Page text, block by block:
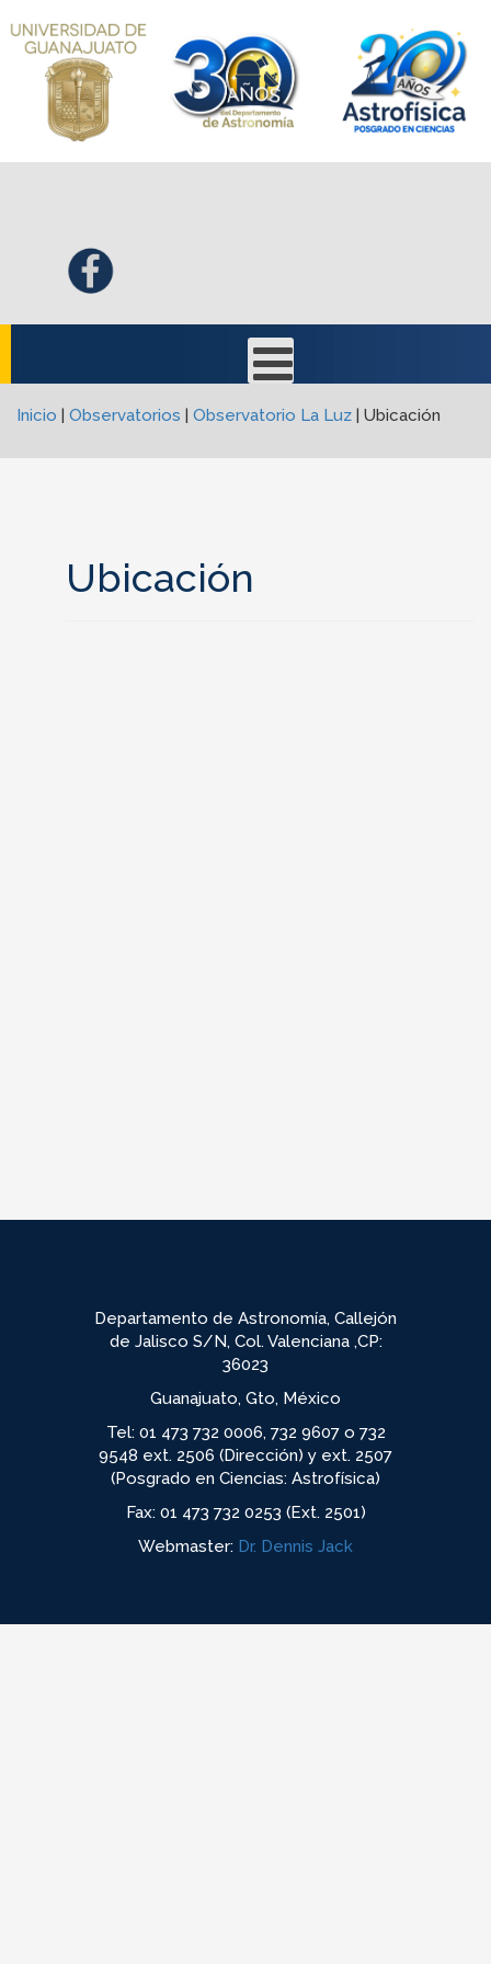
Inicio | Observatorios | Observatorio La Luz | Ubicación
Ubicación
Departamento de Astronomía, Callejón
de Jalisco S/N, Col. Valenciana ,CP:
36023
Guanajuato, Gto, México
Tel: 01 473 732 0006, 732 9607 o 732
9548 ext. 2506 (Dirección) y ext. 2507
(Posgrado en Ciencias: Astrofísica)
Fax: 01 473 732 0253 (Ext. 2501)
Webmaster: Dr. Dennis Jack